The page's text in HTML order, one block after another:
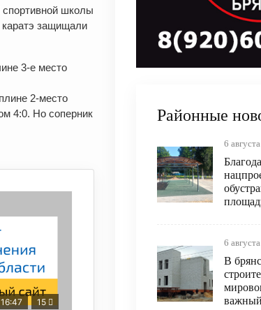
спортивной школы
защищали
3-е место
2-место
4:0. Но соперник
15
Районные
6
6
В